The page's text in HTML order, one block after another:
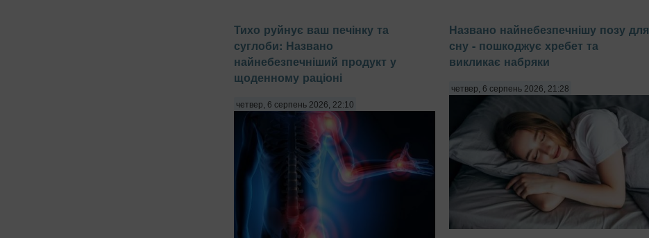
Тихо руйнує ваш печінку та
суглоби: Названо
найнебезпечніший продукт у
щоденному раціоні
четвер, 6 серпень 2026, 22:10
Названо найнебезпечнішу позу для
сну - пошкоджує хребет та
викликає набряки
четвер, 6 серпень 2026, 21:28